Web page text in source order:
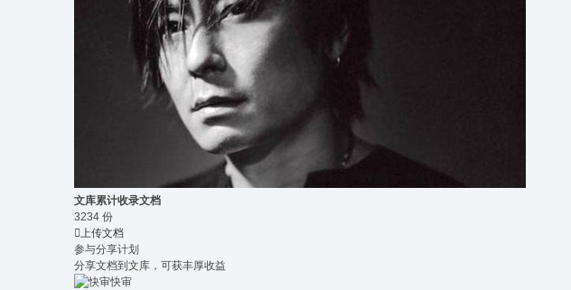
文库累计收录文档
3234 份
上传文档
参与分享计划
分享文档到文库，可获丰厚收益
快审